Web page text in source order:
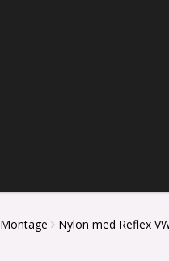
Montage Nylon med Reflex